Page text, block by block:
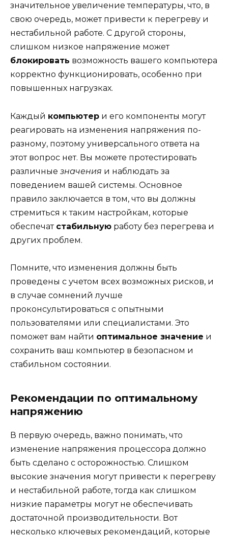
значительное увеличение температуры, что, в
свою очередь, может привести к перегреву и
нестабильной работе. С другой стороны,
слишком низкое напряжение может
блокировать возможность вашего компьютера
корректно функционировать, особенно при
повышенных нагрузках.
Каждый компьютер и его компоненты могут
реагировать на изменения напряжения по-
разному, поэтому универсального ответа на
этот вопрос нет. Вы можете протестировать
различные значения и наблюдать за
поведением вашей системы. Основное
правило заключается в том, что вы должны
стремиться к таким настройкам, которые
обеспечат стабильную работу без перегрева и
других проблем.
Помните, что изменения должны быть
проведены с учетом всех возможных рисков, и
в случае сомнений лучше
проконсультироваться с опытными
пользователями или специалистами. Это
поможет вам найти оптимальное значение и
сохранить ваш компьютер в безопасном и
стабильном состоянии.
Рекомендации по оптимальному
напряжению
В первую очередь, важно понимать, что
изменение напряжения процессора должно
быть сделано с осторожностью. Слишком
высокие значения могут привести к перегреву
и нестабильной работе, тогда как слишком
низкие параметры могут не обеспечивать
достаточной производительности. Вот
несколько ключевых рекомендаций, которые